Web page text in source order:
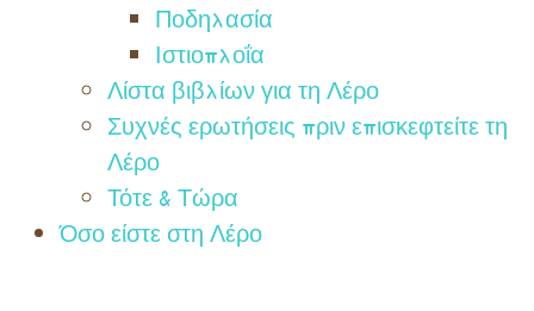
Ποδηλασία
Ιστιοπλοΐα
Λίστα βιβλίων για τη Λέρο
Συχνές ερωτήσεις πριν επισκεφτείτε τη
Λέρο
Τότε & Τώρα
Όσο είστε στη Λέρο